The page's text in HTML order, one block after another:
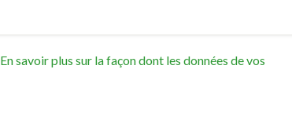
En savoir plus sur la façon dont les données de vos